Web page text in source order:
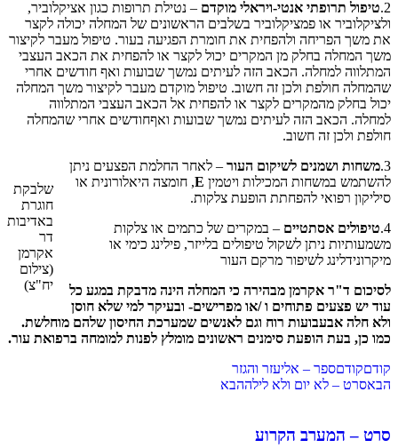
2. טיפול תרופתי אנטי-ויראלי מוקדם – נטילת תרופות כגון אציקלוביר,
ולציקלוביר או פמציקלוביר בשלבים הראשונים של המחלה יכולה לקצר
את משך הפריחה ולהפחית את חומרת הפגיעה בעור. טיפול מעבר לקיצור
משך המחלה בחלק מן המקרים יכול לקצר או להפחית את הכאב העצבי
המתלווה למחלה. הכאב הזה לעיתים נמשך שבועות ואף חודשים אחרי
שהמחלה חולפת ולכן זה חשוב. טיפול מוקדם מעבר לקיצור משך המחלה
יכול בחלק מהמקרים לקצר או להפחית אל הכאב העצבי המתלווה
למחלה. הכאב הזה לעיתים נמשך שבועות ואףחודשים אחרי שהמחלה
חולפת ולכן זה חשוב.
שלבקת
חוגרת
באדיבות
דר
אקרמן
(צילום
יח"צ)
3. משחות ושמנים לשיקום העור – לאחר החלמת הפצעים ניתן
להשתמש במשחות המכילות ויטמין E, חומצה היאלורונית או
סיליקון רפואי להפחתת הופעת צלקות.
4. טיפולים אסתטיים – במקרים של כתמים או צלקות
משמעותיות ניתן לשקול טיפולים בלייזר, פילינג כימי או
מיקרונידלינג לשיפור מרקם העור
לסיכום ד"ר אקרמן מבהירה כי המחלה הינה מדבקת במגע כל
עוד יש פצעים פתוחים ו /או מפרישים- ובעיקר למי שלא חוסן
ולא חלה אבעבועות רוח וגם לאנשים שמערכת החיסון שלהם מוחלשת.
כמו כן, בעת הופעת סימנים ראשונים מומלץ לפנות למומחה ברפואת עור.
קודםקודםספר – אליעזר והגזר
הבאסרט – לא יום ולא לילההבא
סרט – המערב הקרוע